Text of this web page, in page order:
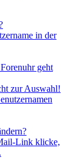
in der
geht
zur Auswahl!
Link klicke,